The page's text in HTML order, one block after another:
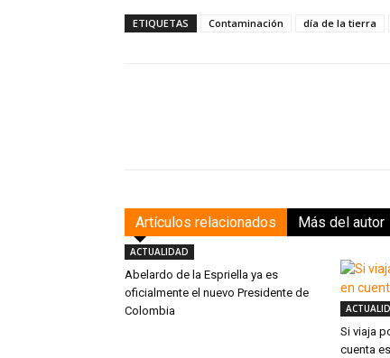
ETIQUETAS Contaminación día de la tierra
Artículos relacionados Más del autor
ACTUALIDAD
Abelardo de la Espriella ya es
oficialmente el nuevo Presidente de
Colombia
Si viaja
cuenta